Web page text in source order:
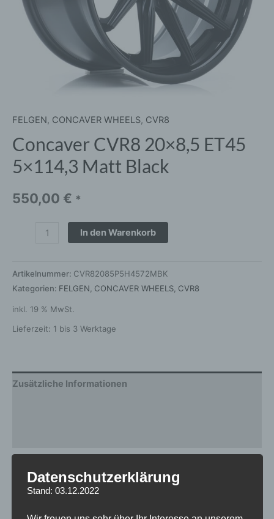
FELGEN, CONCAVER WHEELS, CVR8
Concaver CVR8 20×8,5 ET45
5×114,3 Matt Black
550,00 € *
In den Warenkorb
Artikelnummer: CVR82085P5H4572MBK
Kategorien: FELGEN CONCAVER WHEELS CVR8
inkl. 19 % MwSt.
Lieferzeit: 1 bis 3 Werktage
Zusätzliche Informationen
Breite
Datenschutzerklärung
Stand: 03.12.2022